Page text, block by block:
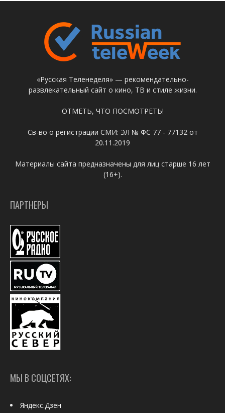
«Русская Теленеделя» — рекомендательно-
развлекательный сайт о кино, ТВ и стиле жизни.
ОТМЕТЬ, ЧТО ПОСМОТРЕТЬ!
Св-во о регистрации СМИ: ЭЛ № ФС 77 - 77132 от
20.11.2019
Материалы сайта предназначены для лиц старше 16 лет
(16+).
ПАРТНЕРЫ
МЫ В СОЦСЕТЯХ:
Яндекс.Дзен